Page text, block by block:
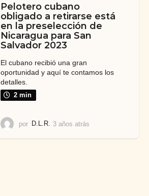
Pelotero cubano
obligado a retirarse está
en la preselección de
Nicaragua para San
Salvador 2023
El cubano recibió una gran
oportunidad y aquí te contamos los
detalles.
2 min
por D.L.R. 3 años atrás